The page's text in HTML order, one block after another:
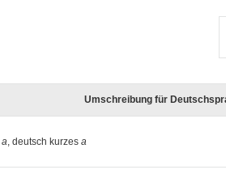
Umschreibung für
a, deutsch kurzes a